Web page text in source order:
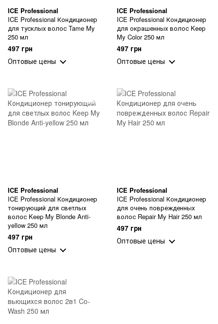
ICE Professional
ICE Professional Кондиционер
для тусклых волос Tame My
250 мл
497 грн
Оптовые цены
ICE Professional
ICE Professional Кондиционер
для окрашенных волос Keep
My Color 250 мл
497 грн
Оптовые цены
ICE Professional
ICE Professional Кондиционер
тонирующий для светлых
волос Keep My Blonde Anti-
yellow 250 мл
497 грн
Оптовые цены
ICE Professional
ICE Professional Кондиционер
для очень поврежденных
волос Repair My Hair 250 мл
497 грн
Оптовые цены